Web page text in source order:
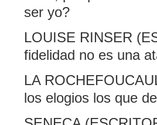
ser yo?
LOUISE RINSER
fidelidad no es una
LA
los elogios los que